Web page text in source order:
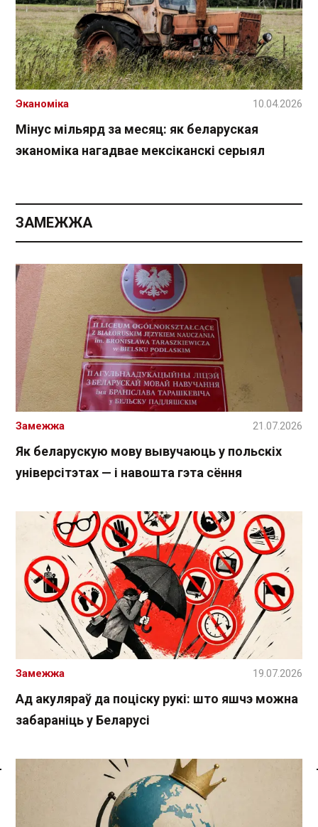
Спасылка без VPN
Мінус мільярд за месяц: як беларуская
эканоміка нагадвае мексіканскі серыял
Эканоміка 10.04.2026
ЗАМЕЖЖА
Як беларускую мову вывучаюць у польскіх
універсітэтах — і навошта гэта сёння
Замежжа 21.07.2026
Ад акуляраў да поціску рукі: што яшчэ можна
забараніць у Беларусі
Замежжа 19.07.2026